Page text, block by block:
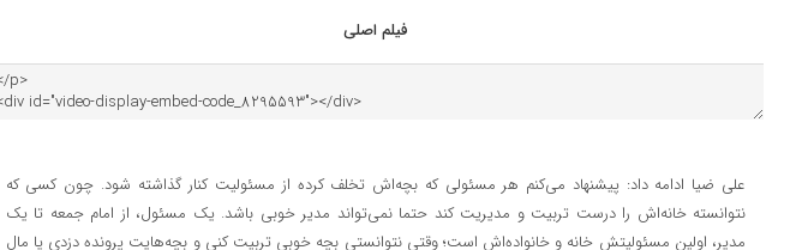
فیلم اصلی
علی ضیا ادامه داد: پیشنهاد می‌کنم هر مسئولی که بچه‌اش تخلف کرده از مسئولیت کنار گذاشته شود. چون کسی که
نتوانسته خانه‌اش را درست تربیت و مدیریت کند حتما نمی‌تواند مدیر خوبی باشد. یک مسئول، از امام جمعه تا یک
مدیر، اولین مسئولیتش خانه و خانواده‌اش است؛ وقتی نتوانستی بچه خوبی تربیت کنی و بچه‌هایت پرونده دزدی یا مالِ